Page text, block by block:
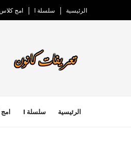
الرئيسية سلسلة I امج
الرئيسية سلسلة I